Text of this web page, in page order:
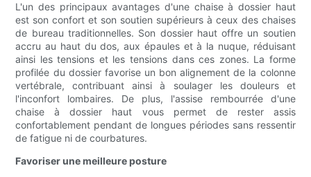
L'un des principaux avantages d'une chaise à dossier haut
est son confort et son soutien supérieurs à ceux des chaises
de bureau traditionnelles. Son dossier haut offre un soutien
accru au haut du dos, aux épaules et à la nuque, réduisant
ainsi les tensions et les tensions dans ces zones. La forme
profilée du dossier favorise un bon alignement de la colonne
vertébrale, contribuant ainsi à soulager les douleurs et
l'inconfort lombaires. De plus, l'assise rembourrée d'une
chaise à dossier haut vous permet de rester assis
confortablement pendant de longues périodes sans ressentir
de fatigue ni de courbatures.
Favoriser une meilleure posture